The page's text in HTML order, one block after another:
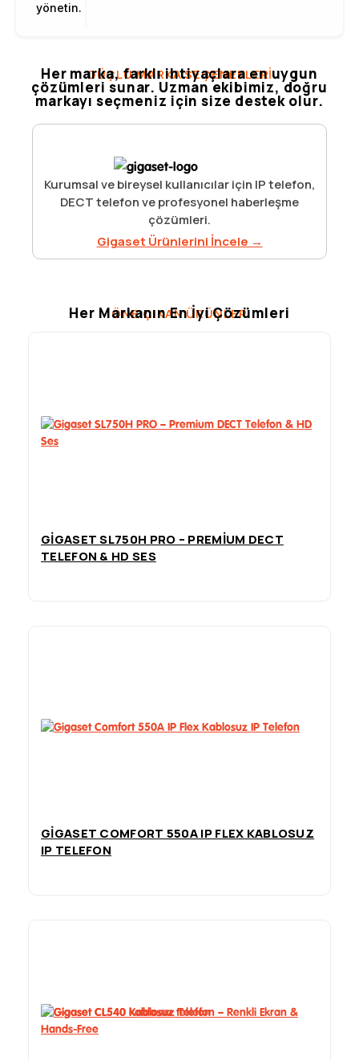
yönetin.
GÜÇLÜ MARKA SEÇENEKLERI
Her marka, farklı ihtiyaçlara en uygun
çözümleri sunar. Uzman ekibimiz, doğru
markayı seçmeniz için size destek olur.
Kurumsal ve bireysel kullanıcılar için IP telefon,
DECT telefon ve profesyonel haberleşme
çözümleri.
Gigaset Ürünlerini İncele →
ÖNE ÇIKAN ÜRÜNLER
Her Markanın En İyi Çözümleri
GIGASET SL750H PRO – PREMIUM DECT
TELEFON & HD SES
GIGASET COMFORT 550A IP FLEX KABLOSUZ
IP TELEFON